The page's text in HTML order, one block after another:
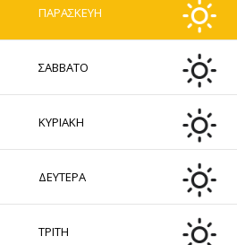
ΠΑΡΑΣΚΕΥΗ
ΣΑΒΒΑΤΟ
ΚΥΡΙΑΚΗ
ΔΕΥΤΕΡΑ
ΤΡΙΤΗ